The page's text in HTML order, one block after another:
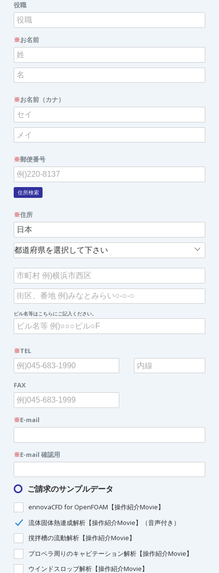
役職
※お名前
※お名前（カナ）
※郵便番号
住所検索
※住所
ビル名等はこちらにご記入ください。
※TEL
FAX
※E-mail
※E-mail 確認用
ご請求のサンプルデータ
ennovaCFD for OpenFOAM【操作紹介Movie】
流体固体熱連成解析【操作紹介Movie】（音声付き）
撹拌槽の流動解析【操作紹介Movie】
プロペラ周りのキャビテーション解析【操作紹介Movie】
ウインドスロッブ解析【操作紹介Movie】